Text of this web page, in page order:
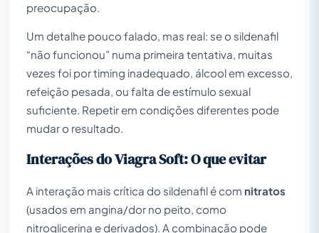
preocupação.
Um detalhe pouco falado, mas real: se o sildenafil
“não funcionou” numa primeira tentativa, muitas
vezes foi por timing inadequado, álcool em excesso,
refeição pesada, ou falta de estímulo sexual
suficiente. Repetir em condições diferentes pode
mudar o resultado.
Interações do Viagra Soft: O que evitar
A interação mais crítica do sildenafil é com nitratos
(usados em angina/dor no peito, como
nitroglicerina e derivados). A combinação pode